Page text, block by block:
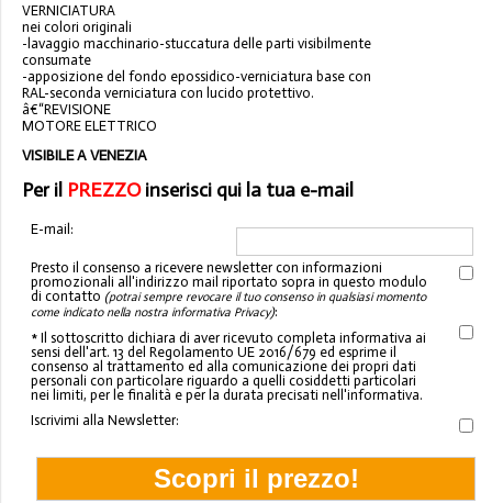
VERNICIATURA
nei colori originali
-lavaggio macchinario-stuccatura delle parti visibilmente
consumate
-apposizione del fondo epossidico-verniciatura base con
RAL-seconda verniciatura con lucido protettivo.
â€“REVISIONE
MOTORE ELETTRICO
VISIBILE A VENEZIA
Per il PREZZOinserisci qui la tua e-mail
E-mail:
Presto il consenso a ricevere newsletter con informazioni
promozionali all'indirizzo mail riportato sopra in questo modulo
di contatto (potrai sempre revocare il tuo consenso in qualsiasi momento
come indicato nella nostra informativa Privacy):
* Il sottoscritto dichiara di aver ricevuto completa informativa ai
sensi dell'art. 13 del Regolamento UE 2016/679 ed esprime il
consenso al trattamento ed alla comunicazione dei propri dati
personali con particolare riguardo a quelli cosiddetti particolari
nei limiti, per le finalità e per la durata precisati nell'informativa.
Iscrivimi alla Newsletter: